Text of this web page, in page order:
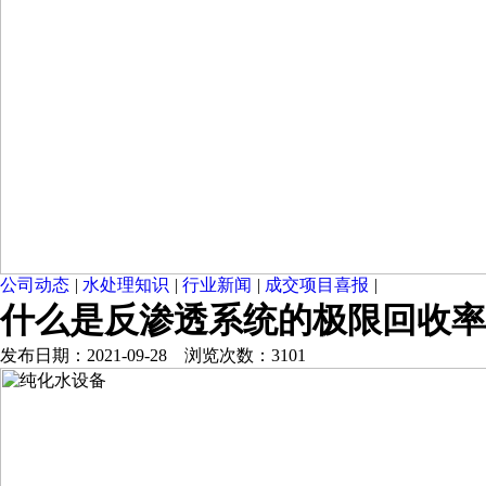
公司动态 | 水处理知识 | 行业新闻 | 成交项目喜报 |
什么是反渗透系统的极限回收
发布日期：2021-09-28 浏览次数：3101